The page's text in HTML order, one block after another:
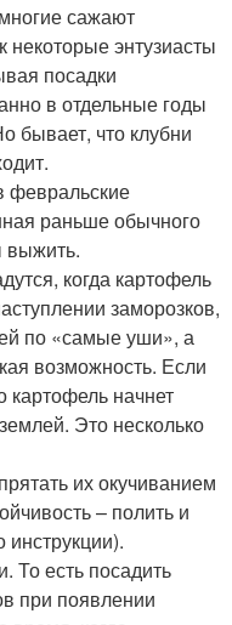
сажают
некоторые энтузиасты
посадки
в отдельные годы
бывает, что клубни
февральские
раньше обычного
выжить.
когда картофель
заморозков,
по «самые уши», а
возможность. Если
картофель начнет
Это несколько
их окучиванием
– полить и
То есть посадить
при появлении